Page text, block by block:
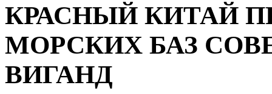
КРАСНЫЙ КИТАЙ
МОРСКИХ БАЗ
ВИГАНД